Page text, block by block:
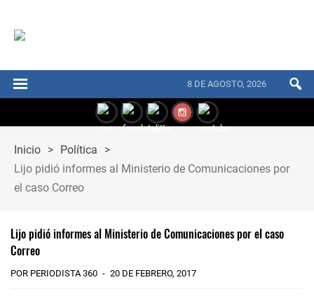
8 DE AGOSTO, 2026
Inicio > Política
>
Lijo pidió informes al Ministerio de Comunicaciones por
el caso Correo
Lijo pidió informes al Ministerio de Comunicaciones por el caso
Correo
POR PERIODISTA 360 20 DE FEBRERO, 2017